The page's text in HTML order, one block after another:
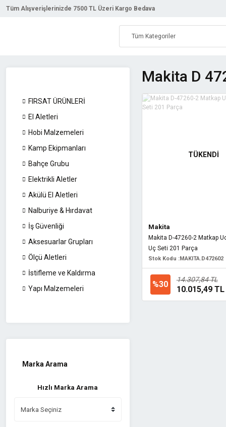
Tüm Alışverişlerinizde 7500 TL Üzeri Kargo Bedava
FIRSAT ÜRÜNLERİ
El Aletleri
Hobi Malzemeleri
Kamp Ekipmanları
Bahçe Grubu
Elektrikli Aletler
Akülü El Aletleri
Nalburiye & Hırdavat
İş Güvenliği
Aksesuarlar Grupları
Ölçü Aletleri
İstifleme ve Kaldırma
Yapı Malzemeleri
Marka Arama
Hızlı Marka Arama
Makita D
TÜKENDİ
Makita
Makita D-47260-2 Matkap
Uç Seti 201 Parça
Stok Kodu :MAKITA.D472602
%30 14.307,84 TL
10.015,49 TL